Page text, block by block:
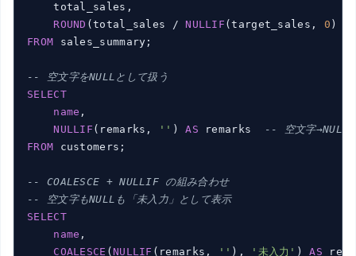
    total_sales,
ROUND (total_sales / NULLIF (target_sales, 0 )
FROM sales_summary;
-- 空文字をNULLとして扱う
SELECT
name ,
NULLIF (remarks, '' ) AS remarks
-- 空文字→NULL
FROM customers;
-- COALESCE + NULLIF の組み合わせ
-- 空文字もNULLも「未入力」として表示
SELECT
name ,
COALESCE ( NULLIF (remarks, '' ), '未入力' ) AS